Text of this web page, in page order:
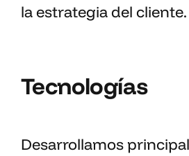
la estrategia del cliente.
Tecnologías
Desarrollamos